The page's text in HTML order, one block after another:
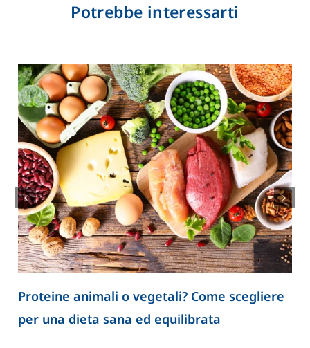
Potrebbe interessarti
Proteine animali o vegetali? Come scegliere
per una dieta sana ed equilibrata